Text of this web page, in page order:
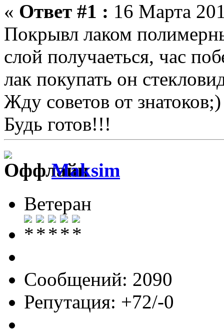
« Ответ #1 : 16 Марта
Покрывл лаком
слой получаеться, час
лак покупать он
Жду советов от знатоков;)
Будь готов!!!
Maksim
Ветеран
Сообщений: 2090
Репутация: +72/-0